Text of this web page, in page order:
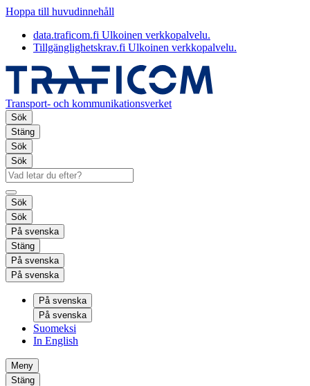
Hoppa till huvudinnehåll
data.traficom.fi Ulkoinen verkkopalvelu.
Tillgänglighetskrav.fi Ulkoinen verkkopalvelu.
Transport- och kommunikationsverket
Sök
Stäng
Sök
Sök
Sök
Sök
På svenska
Stäng
På svenska
På svenska
På svenska
På svenska
Suomeksi
In English
Meny
Stäng